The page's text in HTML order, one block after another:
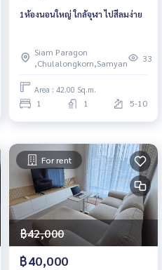
1ห้องนอนใหญ่ ใกล้จุฬา ไปสีลมง่าย
Siam Paragon
,Chulalongkorn,Samyan
33
Area : 42.00 Sq.m.
1 1 5-10
For rent
฿42,000
฿40,000